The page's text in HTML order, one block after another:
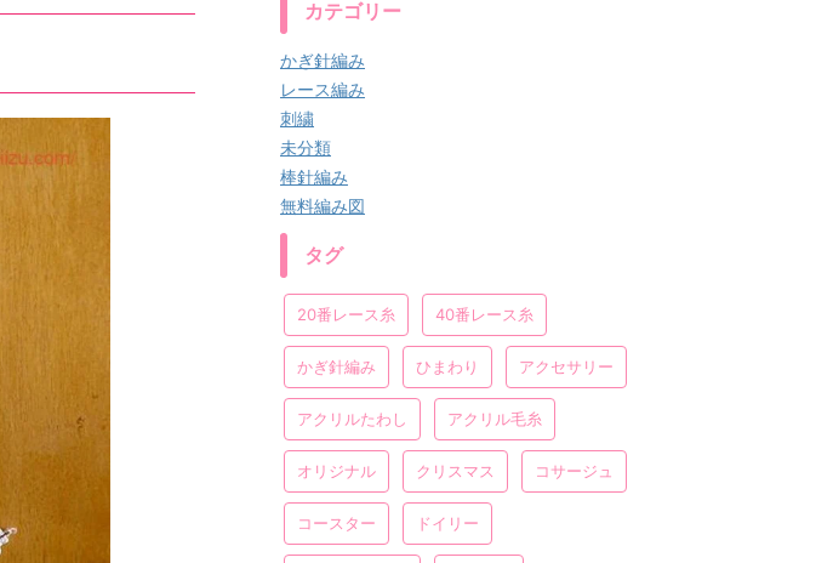
カテゴリー
かぎ針編み
レース編み
刺繍
未分類
棒針編み
無料編み図
タグ
20番レース糸 40番レース糸
かぎ針編み ひまわり アクセサリー
アクリルたわし アクリル毛糸
オリジナル クリスマス コサージュ
コースター ドイリー